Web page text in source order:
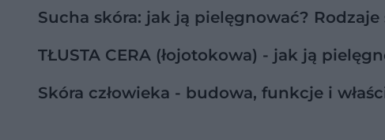
Sucha skóra: jak ją pielęgnować?
TŁUSTA CERA (łojotokowa) - jak ją
Skóra człowieka - budowa, funkcje i